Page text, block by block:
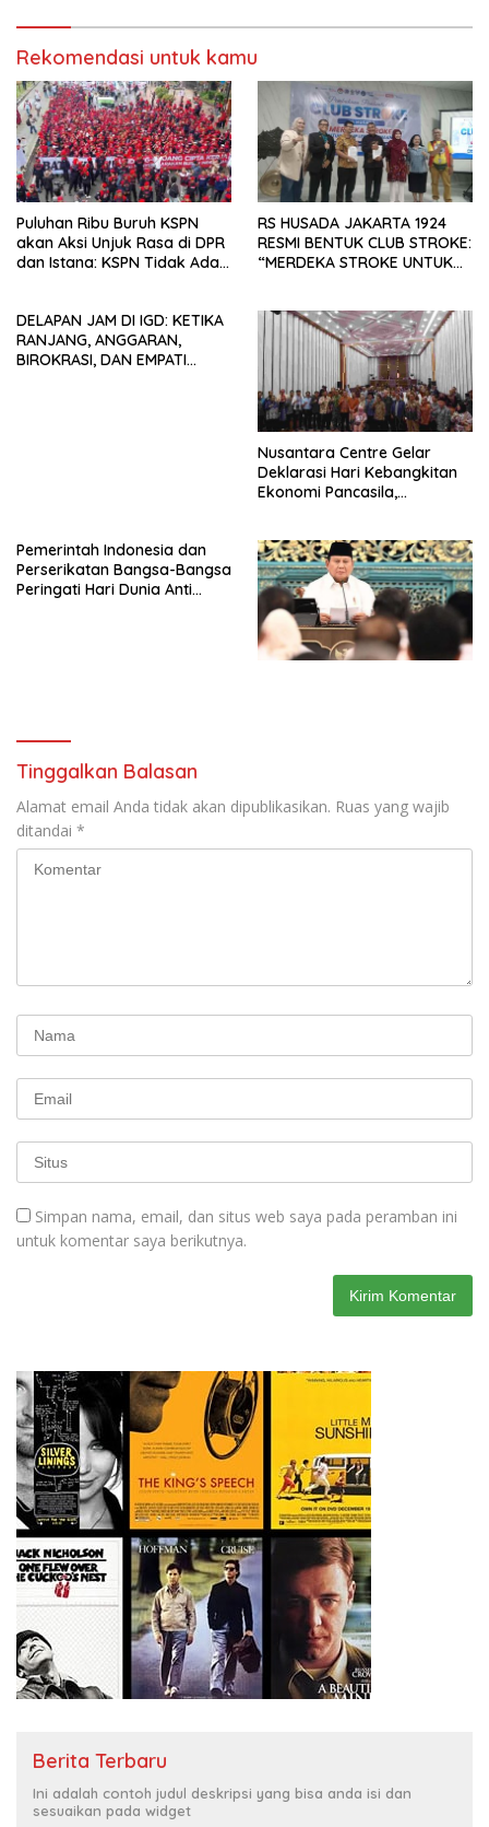
Rekomendasi untuk kamu
Puluhan Ribu Buruh KSPN
akan Aksi Unjuk Rasa di DPR
dan Istana: KSPN Tidak Ada
Siapapun
RS HUSADA JAKARTA 1924
RESMI BENTUK CLUB STROKE:
“MERDEKA STROKE UNTUK
DELAPAN JAM DI IGD: KETIKA
RANJANG, ANGGARAN,
BIROKRASI, DAN EMPATI
Nusantara Centre Gelar
Deklarasi Hari Kebangkitan
Ekonomi Pancasila,
Penjajahan (Pergolakan
Ekonomi Politik Indonesia) &
Simposium Nasional “Urgensi
Undang-Undang
Perekonomian Nasional dan
Kesejahteraan Sosial dalam
Pemerintah Indonesia dan
Perserikatan Bangsa-Bangsa
Peringati Hari Dunia Anti
Tinggalkan Balasan
Alamat email Anda tidak akan dipublikasikan. Ruas yang wajib
ditandai *
Simpan nama, email, dan situs web saya pada peramban ini
untuk komentar saya berikutnya.
Berita Terbaru
Ini adalah contoh judul deskripsi yang bisa anda isi dan
sesuaikan pada widget